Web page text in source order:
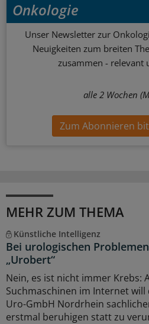
Onkologie
Unser Newsletter zur
Neuigkeiten zum breiten
zusammen - relevant
alle 2 Wochen
Zum Abonnieren
MEHR ZUM THEMA
Künstliche Intelligenz
Bei urologischen
„Urobert“
Nein, es ist nicht immer Krebs:
Suchmaschinen im Internet
Uro-GmbH Nordrhein
erstmal beruhigen statt zu